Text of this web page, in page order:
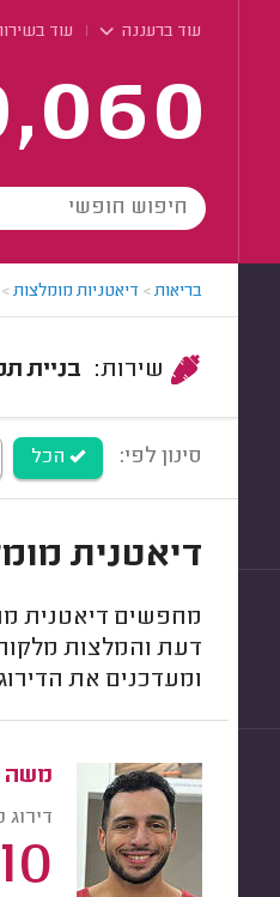
עוד ברעננה עוד
בריאות> דיאטניות מומלצות>
בניית
סינון לפי: הכל
דיאטנית
מחפשים דיאטנית
דעת והמלצות
ומעדכנים את
משה
דירוג
10